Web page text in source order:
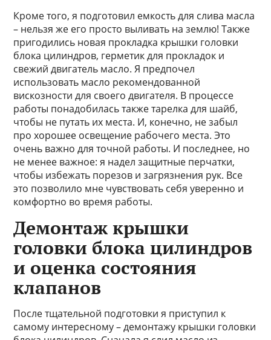
Кроме того, я подготовил емкость для слива масла
– нельзя же его просто выливать на землю! Также
пригодились новая прокладка крышки головки
блока цилиндров, герметик для прокладок и
свежий двигатель масло. Я предпочел
использовать масло рекомендованной
вискозности для своего двигателя. В процессе
работы понадобилась также тарелка для шайб,
чтобы не путать их места. И, конечно, не забыл
про хорошее освещение рабочего места. Это
очень важно для точной работы. И последнее, но
не менее важное: я надел защитные перчатки,
чтобы избежать порезов и загрязнения рук. Все
это позволило мне чувствовать себя уверенно и
комфортно во время работы.
Демонтаж крышки
головки блока цилиндров
и оценка состояния
клапанов
После тщательной подготовки я приступил к
самому интересному – демонтажу крышки головки